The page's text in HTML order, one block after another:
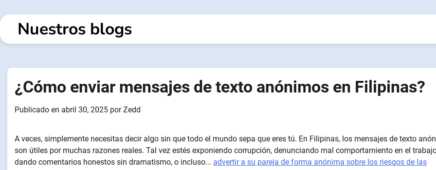
al
contenidoNuestros blogs
¿Cómo enviar mensajes de texto anónimos en Filipinas?
Publicado en abril 30, 2025 porZedd
A veces, simplemente necesitas decir algo sin que todo el mundo sepa que eres tú. En Filipinas, los mensajes de texto
son útiles por muchas razones reales. Tal vez estés exponiendo corrupción, denunciando mal comportamiento en el
dando comentarios honestos sin dramatismo, o incluso... advertir a su pareja de forma anónima sobre los riesgos de las